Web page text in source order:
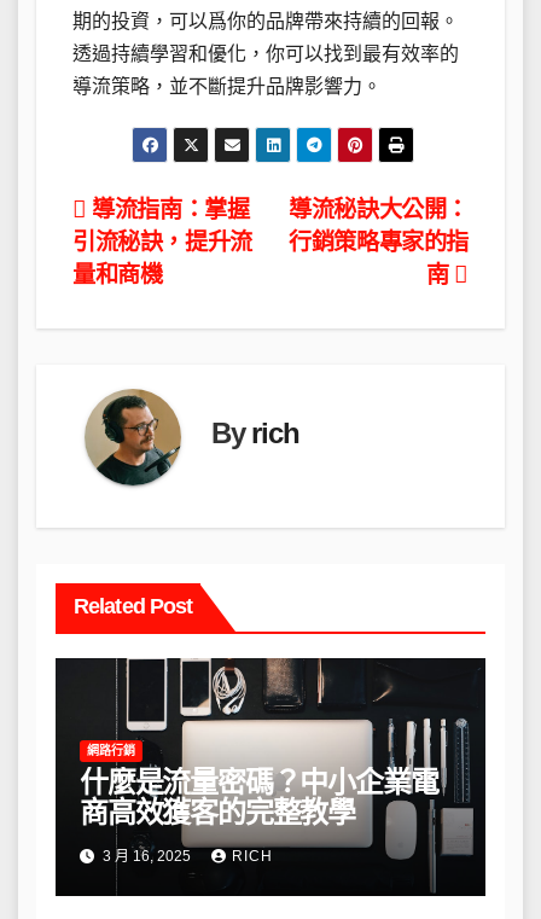
期的投資，可以爲你的品牌帶來持續的回報。
透過持續學習和優化，你可以找到最有效率的
導流策略，並不斷提升品牌影響力。
文
章
導流秘訣大公開：
行銷策略專家的指
南
導流指南：掌握
引流秘訣，提升流
量和商機
Byrich
Related Post
網路行銷
什麼是流量密碼？中小企業電
商高效獲客的完整教學
3 月 16, 2025 RICH